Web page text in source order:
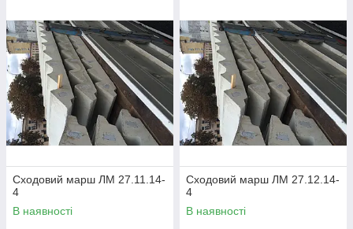
Сходовий марш ЛМ 27.11.14-
4
В наявності
Сходовий марш ЛМ 27.12.14-
4
В наявності